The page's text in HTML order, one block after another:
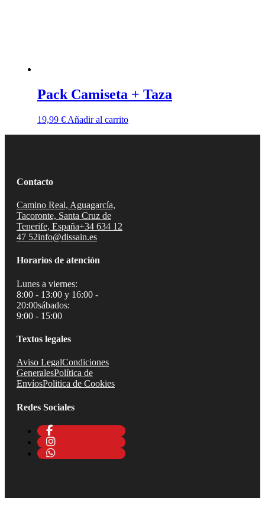
Pack Camiseta + Taza
19,99 € Añadir al carrito
Contacto
Camino Real, Aguagarcía,
Tacoronte, Santa Cruz de
Tenerife, España+34 634 12
47 52info@dissain.es
Horarios de atención
Lunes a viernes:
8:00 - 13:00 y 16:00 -
20:00sábados:
9:00 - 15:00
Textos legales
Aviso LegalCondiciones
GeneralesPolítica de
EnvíosPolitica de Cookies
Redes Sociales